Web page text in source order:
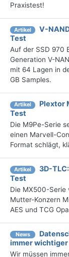
Praxistest!
Artikel
V-
Test
Auf der SSD 970
Generation V-
mit 64 Lagen in
GB Samples.
Artikel
Plextor
Test
Die M9Pe-Serie
einen Marvell-
Format schlägt,
Artikel
3D-
Test
Die MX500-Serie
Mutter-Konzern
AES und TCG
News
immer wichtiger
Wir müssen